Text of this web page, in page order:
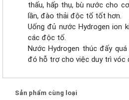
thấu, hấp thụ, bù nước cho
lần, đào thải độc tố tốt hơn.
Uống đủ nước Hydrogen ion
các độc tố.
Nước Hydrogen thúc đấy
đó hỗ trợ cho việc duy trì vóc
Sản phẩm cùng loại